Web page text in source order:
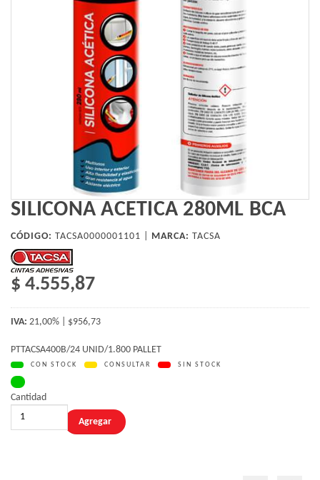
SILICONA ACETICA 280ML BCA
CÓDIGO: TACSA0000001101 | MARCA: TACSA
$ 4.555,87
IVA: 21,00% | $956,73
PTTACSA400B/24 UNID/1.800 PALLET
CON STOCK CONSULTAR SIN STOCK
Cantidad